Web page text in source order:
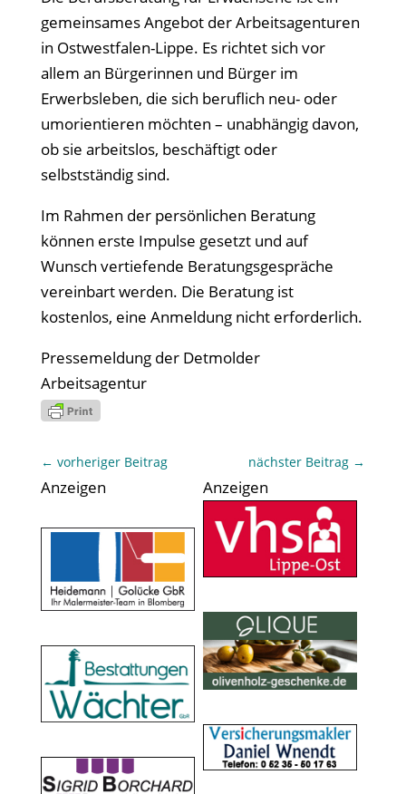
gemeinsames Angebot der Arbeitsagenturen
in Ostwestfalen-Lippe. Es richtet sich vor
allem an Bürgerinnen und Bürger im
Erwerbsleben, die sich beruflich neu- oder
umorientieren möchten – unabhängig davon,
ob sie arbeitslos, beschäftigt oder
selbstständig sind.
Im Rahmen der persönlichen Beratung
können erste Impulse gesetzt und auf
Wunsch vertiefende Beratungsgespräche
vereinbart werden. Die Beratung ist
kostenlos, eine Anmeldung nicht erforderlich.
Pressemeldung der Detmolder
Arbeitsagentur
← vorheriger Beitrag nächster Beitrag →
Anzeigen Anzeigen